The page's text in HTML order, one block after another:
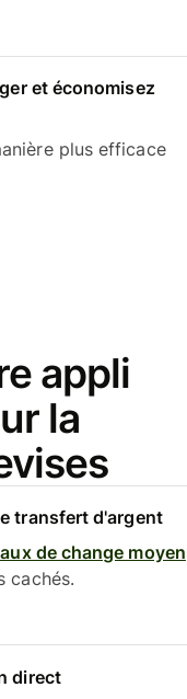
et économisez
plus efficace
appli
la
transfert d'argent
de change moyen
cachés.
direct